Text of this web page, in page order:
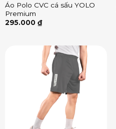
Áo Polo CVC cá sấu YOLO
Premium
295.000 ₫